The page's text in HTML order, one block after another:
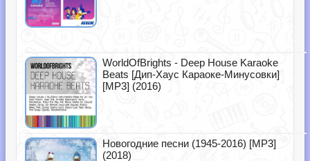
WorldOfBrights - Deep House Karaoke
Beats [Дип-Хаус Караоке-Минусовки]
[MP3] (2016)
Новогодние песни (1945-2016) [MP3]
(2018)